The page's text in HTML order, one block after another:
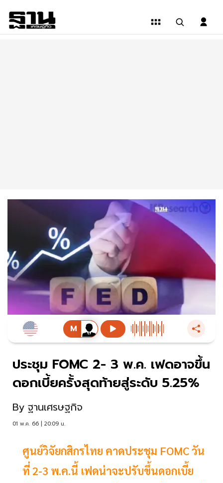
ประชุม FOMC 2- 3 พ.ค. เฟดอาจขึ้น
ดอกเบี้ยครั้งสุดท้ายสู่ระดับ 5.25%
By ฐานเศรษฐกิจ
01 พ.ค. 66 | 20:09 น.
ศูนย์วิจัยกสิกรไทย คาดประชุม FOMC วัน
ที่ 2-3 พ.ค.นี้ เฟดน่าจะปรับขึ้นดอกเบี้ย